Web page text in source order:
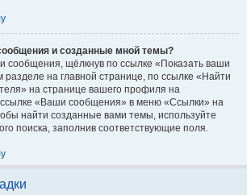
и созданные мной темы?
сообщения, щёлкнув по ссылке «Показать ваши
на главной странице, по ссылке «Найти
на странице вашего профиля на
«Ваши сообщения» в меню «Ссылки» на
найти созданные вами темы, используйте
поиска, заполнив соответствующие поля.